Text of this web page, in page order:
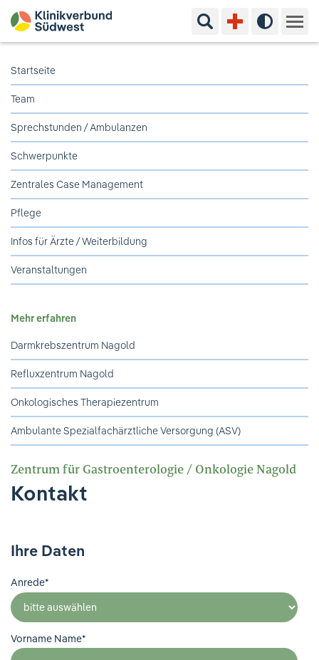
Suchbegriff eingeben
Hoher
Ihr Aufenthalt
Jobs & Karriere
Der Klinikverbund Südwest
Ihre Meinung ist uns wichtig!
Startseite
Team
Sprechstunden / Ambulanzen
Schwerpunkte
Zentrales Case Management
Pflege
Infos für Ärzte / Weiterbildung
Veranstaltungen
Mehr erfahren
Darmkrebszentrum Nagold
Refluxzentrum Nagold
Onkologisches Therapiezentrum
Ambulante Spezialfachärztliche Versorgung (ASV)
Zentrum für Gastroenterologie / Onkologie Nagold
Kontakt
Ihre Daten
Anrede*
Vorname Name*